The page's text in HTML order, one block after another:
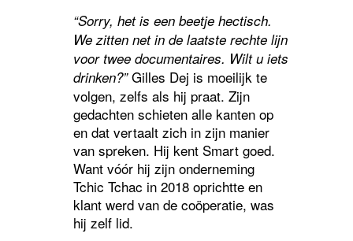
“Sorry, het is een beetje hectisch.
We zitten net in de laatste rechte lijn
voor twee documentaires. Wilt u iets
drinken?”Gilles Dej is moeilijk te
volgen, zelfs als hij praat. Zijn
gedachten schieten alle kanten op
en dat vertaalt zich in zijn manier
van spreken. Hij kent Smart goed.
Want vóór hij zijn onderneming
Tchic Tchac in 2018 oprichtte en
klant werd van de coöperatie, was
hij zelf lid.